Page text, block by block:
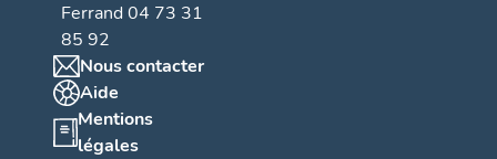
Ferrand 04 73 31
85 92
Nous contacter
Aide
Mentions
légales